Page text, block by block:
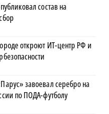
состав на
откроют ИТ-центр РФ и
завоевал серебро на
по ПОДА-футболу